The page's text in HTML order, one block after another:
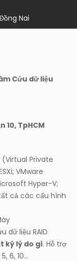
Nai
Cứu dữ liệu
10, TpHCM
Private
VMware
Hyper-V;
tất cả các cấu hình
dữ liệu RAID
kỳ lý do gì. Hỗ trợ
6, 10…